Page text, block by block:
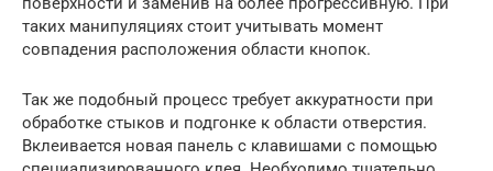
таких манипуляциях стоит учитывать момент
совпадения расположения области кнопок.
Так же подобный процесс требует аккуратности при
обработке стыков и подгонке к области отверстия.
Вклеивается новая панель с клавишами с помощью